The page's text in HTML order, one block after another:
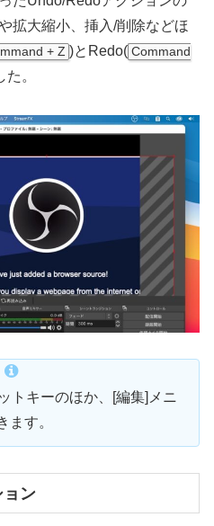
拡大縮小、挿入/削除などほ
+ Z )とRedo( Command
。
トキーのほか、[編集]メニ
ます。
ョン